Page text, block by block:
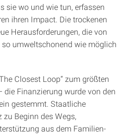
sie wo und wie tun, erfassen
ihren Impact. Die trockenen
Herausforderungen, die von
umweltschonend wie möglich
Closest Loop“ zum größten
die Finanzierung wurde von den
gestemmt. Staatliche
Beginn des Wegs,
aus dem Familien-